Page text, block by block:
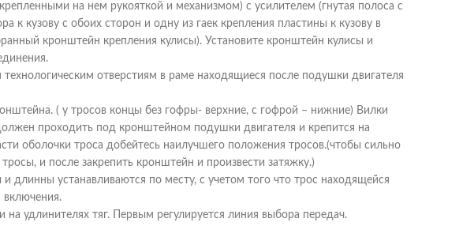
на нем рукояткой и механизмом) с усилителем (гнутая полоса с
к кузову с обоих сторон и одну из гаек крепления пластины к кузову в
кронштейн крепления кулисы). Установите кронштейн кулисы и
отверстиям в раме находящиеся после подушки двигателя
( у тросов концы без гофры- верхние, с гофрой – нижние) Вилки
проходить под кронштейном подушки двигателя и крепится на
оболочки троса добейтесь наилучшего положения тросов.(чтобы сильно
и после закрепить кронштейн и произвести затяжку.)
длинны устанавливаются по месту, с учетом того что трос находящейся
удлинителях тяг. Первым регулируется линия выбора передач.